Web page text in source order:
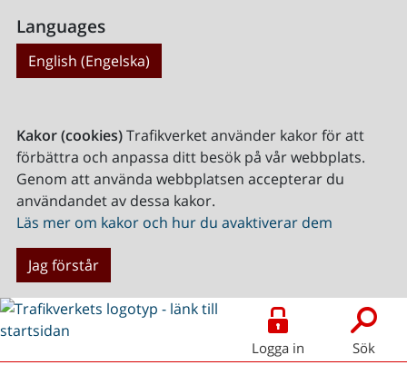
Languages
English (Engelska)
Kakor (cookies)Trafikverket använder kakor för att
förbättra och anpassa ditt besök på vår webbplats.
Genom att använda webbplatsen accepterar du
användandet av dessa kakor.
Läs mer om kakor och hur du avaktiverar dem
Jag förstår
Logga in Sök